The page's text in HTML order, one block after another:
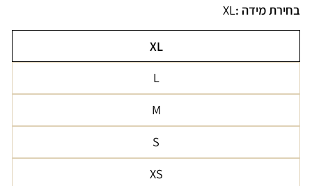
בחירת מידה : XL
XL
הגרסה
אזלה
זמינה
L
הגרסה
אזלה
או
לא
זמינה
M
הגרסה
אזלהS
הגרסה
אזלהXS